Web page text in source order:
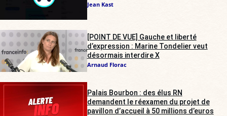
Jean Kast
[POINT DE VUE] Gauche et liberté
d’expression : Marine Tondelier veut
désormais interdire X
Arnaud Florac
Palais Bourbon : des élus RN
demandent le réexamen du projet de
pavillon d’accueil à 50 millions d’euros